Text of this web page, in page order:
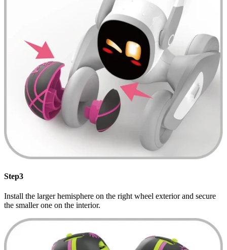
Step3
Install the larger hemisphere on the right wheel exterior and secure
the smaller one on the interior.